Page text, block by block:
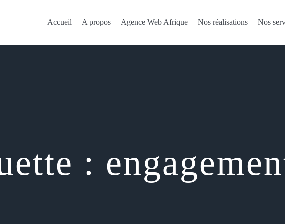
Accueil A propos Agence Web Afrique Nos réalisations Nos
: